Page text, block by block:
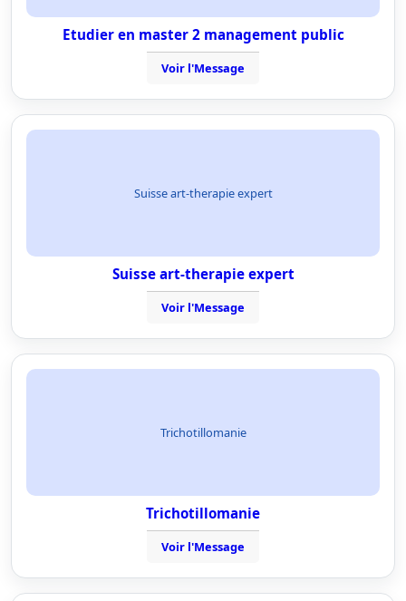
Etudier en master 2 management public
Voir l'Message
Suisse art-therapie expert
Suisse art-therapie expert
Voir l'Message
Trichotillomanie
Trichotillomanie
Voir l'Message